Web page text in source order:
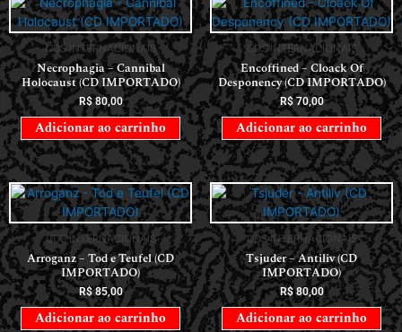
CDS INTERNACIONAIS
Necrophagia – Cannibal
Holocaust (CD IMPORTADO)
R$80,00
Adicionar ao carrinho
CDS INTERNACIONAIS
Encoffined – Cloack Of
Desponency (CD IMPORTADO)
R$70,00
Adicionar ao carrinho
CDS INTERNACIONAIS
Arroganz – Tod e Teufel (CD
IMPORTADO)
R$85,00
Adicionar ao carrinho
CDS INTERNACIONAIS
Tsjuder – Antiliv (CD
IMPORTADO)
R$80,00
Adicionar ao carrinho